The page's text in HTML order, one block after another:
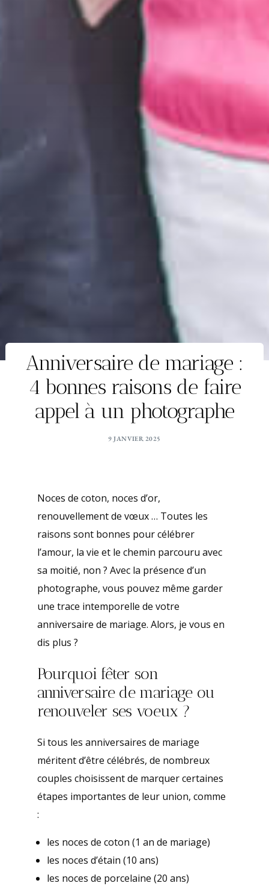
Anniversaire de mariage :
4 bonnes raisons de faire
appel à un photographe
9 JANVIER 2025
Noces de coton, noces d’or,
renouvellement de vœux … Toutes les
raisons sont bonnes pour célébrer
l’amour, la vie et le chemin parcouru avec
sa moitié, non ? Avec la présence d’un
photographe, vous pouvez même garder
une trace intemporelle de votre
anniversaire de mariage. Alors, je vous en
dis plus ?
Pourquoi fêter son
anniversaire de mariage ou
renouveler ses voeux ?
Si tous les anniversaires de mariage
méritent d’être célébrés, de nombreux
couples choisissent de marquer certaines
étapes importantes de leur union, comme
:
les noces de coton (1 an de mariage)
les noces d’étain (10 ans)
les noces de porcelaine (20 ans)